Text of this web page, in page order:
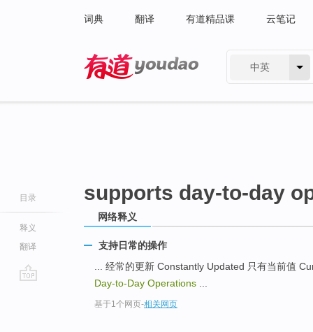
词典 翻译 有道精品课 云笔记
中英
目录
释义
翻译
supports day-to-day
网络释义
支持日常的操作
... 经常的更新 Constantly Updated 只有当前值
Day-to-Day Operations
基于1个网页-相关网页